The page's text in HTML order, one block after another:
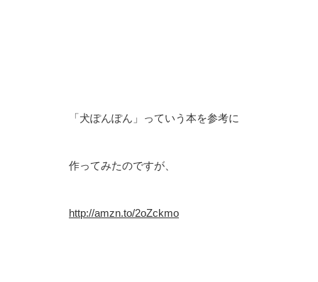
「犬ぽんぽん」っていう本を参考に
作ってみたのですが、
http://amzn.to/2oZckmo